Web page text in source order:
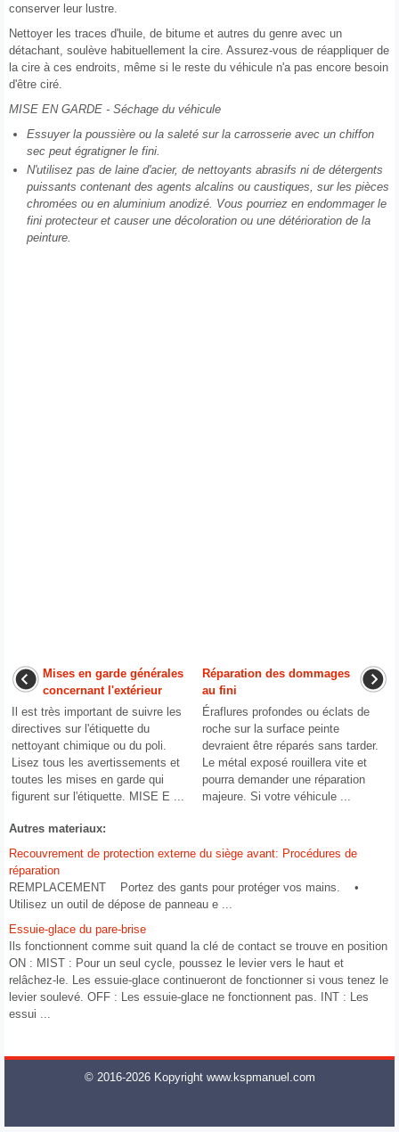
conserver leur lustre.
Nettoyer les traces d'huile, de bitume et autres du genre avec un
détachant, soulève habituellement la cire. Assurez-vous de réappliquer de
la cire à ces endroits, même si le reste du véhicule n'a pas encore besoin
d'être ciré.
MISE EN GARDE - Séchage du véhicule
Essuyer la poussière ou la saleté sur la carrosserie avec un chiffon
sec peut égratigner le fini.
N'utilisez pas de laine d'acier, de nettoyants abrasifs ni de détergents
puissants contenant des agents alcalins ou caustiques, sur les pièces
chromées ou en aluminium anodizé. Vous pourriez en endommager le
fini protecteur et causer une décoloration ou une détérioration de la
peinture.
Mises en garde générales
concernant l'extérieur
Il est très important de suivre les
directives sur l'étiquette du
nettoyant chimique ou du poli.
Lisez tous les avertissements et
toutes les mises en garde qui
figurent sur l'étiquette. MISE E ...
Réparation des dommages
au fini
Éraflures profondes ou éclats de
roche sur la surface peinte
devraient être réparés sans tarder.
Le métal exposé rouillera vite et
pourra demander une réparation
majeure. Si votre véhicule ...
Autres materiaux:
Recouvrement de protection externe du siège avant: Procédures de
réparation
REMPLACEMENT Portez des gants pour protéger vos mains. •
Utilisez un outil de dépose de panneau e ...
Essuie-glace du pare-brise
Ils fonctionnent comme suit quand la clé de contact se trouve en position
ON : MIST : Pour un seul cycle, poussez le levier vers le haut et
relâchez-le. Les essuie-glace continueront de fonctionner si vous tenez le
levier soulevé. OFF : Les essuie-glace ne fonctionnent pas. INT : Les
essui ...
© 2016-2026 Kopyright www.kspmanuel.com